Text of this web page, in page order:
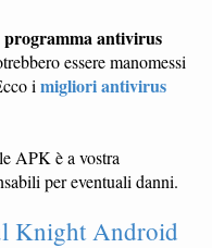
programma antivirus
essere manomessi
i migliori antivirus
APK è a vostra
per eventuali danni.
Knight Android